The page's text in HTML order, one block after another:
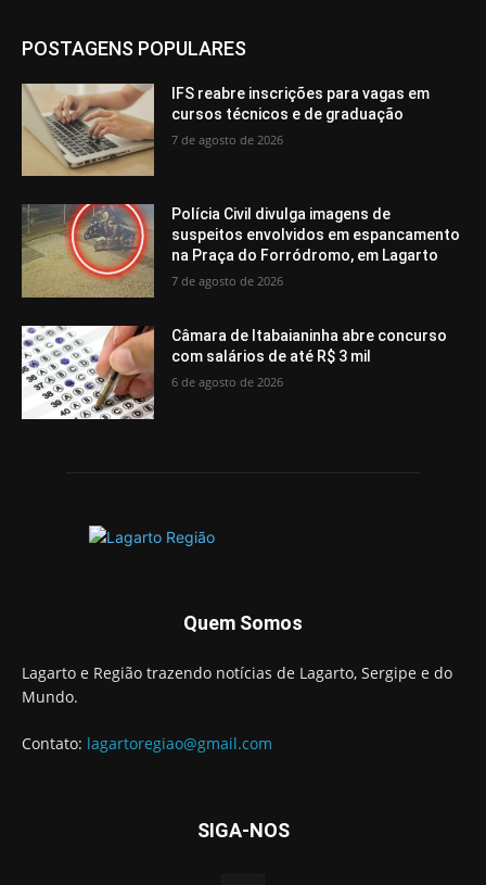
POSTAGENS POPULARES
IFS reabre inscrições para vagas em
cursos técnicos e de graduação
7 de agosto de 2026
Polícia Civil divulga imagens de
suspeitos envolvidos em espancamento
na Praça do Forródromo, em Lagarto
7 de agosto de 2026
Câmara de Itabaianinha abre concurso
com salários de até R$ 3 mil
6 de agosto de 2026
Quem Somos
Lagarto e Região trazendo notícias de Lagarto, Sergipe e do
Mundo.
Contato: lagartoregiao@gmail.com
SIGA-NOS